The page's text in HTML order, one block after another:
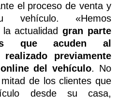
el proceso de venta y
vehículo. «Hemos
la actualidadgran parte
que acuden al
previamente
del vehículo. No
de los clientes que
desde su casa,